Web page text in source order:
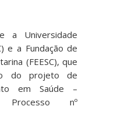
a Universidade
e a Fundação de
(FEESC), que
do projeto de
em Saúde –
Processo nº